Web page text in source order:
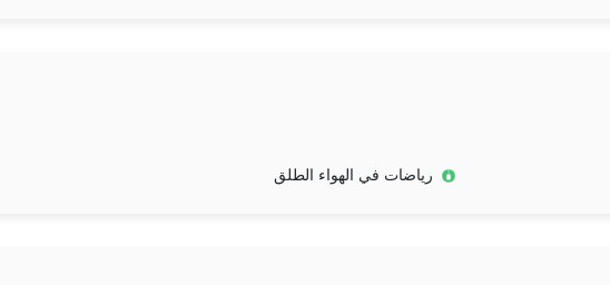
رياضات في الهواء الطلق